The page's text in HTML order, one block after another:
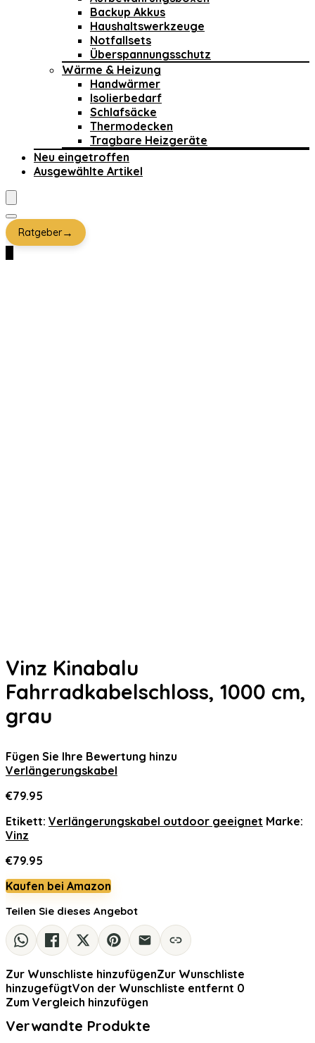
Backup Akkus
Haushaltswerkzeuge
Notfallsets
Überspannungsschutz
Wärme & Heizung
Handwärmer
Isolierbedarf
Schlafsäcke
Thermodecken
Tragbare Heizgeräte
Neu eingetroffen
Ausgewählte Artikel
Ratgeber→
Vinz Kinabalu
Fahrradkabelschloss, 1000 cm,
grau
Fügen Sie Ihre Bewertung hinzu
Verlängerungskabel
€79.95
Etikett: Verlängerungskabel outdoor geeignet Marke:
Vinz
€79.95
Kaufen bei Amazon
Teilen Sie dieses Angebot
Zur Wunschliste hinzufügenZur Wunschliste
hinzugefügtVon der Wunschliste entfernt 0
Zum Vergleich hinzufügen
Verwandte Produkte